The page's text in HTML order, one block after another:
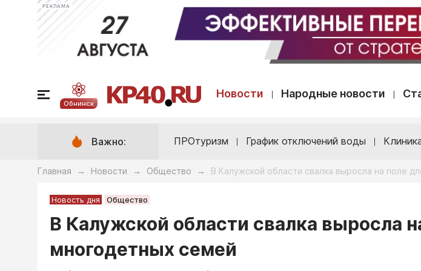
РЕКЛАМА
Обнинск
Новости Народные новости
Важно: ПРОтуризм График отключений воды
Главная → Новости → Общество → В Калужской области свалка выросла на поле
Новость дня Общество
В Калужской области свалка выросла
многодетных семей